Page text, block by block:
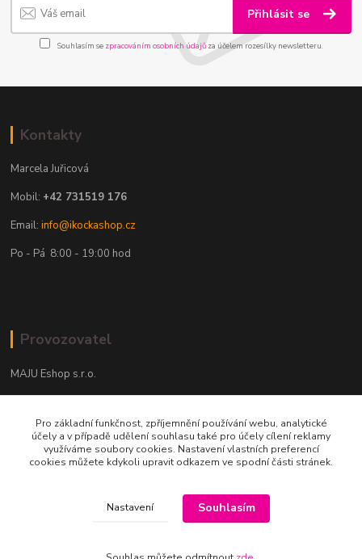
Přihlásit se
Souhlasím se zpracováním osobních údajůza účelem rozesílky newsletteru.
Kontakty
Marcela Juřicová
Mobil: +42 731519 176
Email:info@ikockashop.cz
Po - Pá 8:00 - 19:00 hod
Provozovatel
MAJU Eshop s.r.o.
702 00 Ostrava
IČ: 09674799
Pro základní funkčnost, zpříjemnění používání webu, analytické
účely a v případě udělení souhlasu také pro účely cílení reklamy
využíváme soubory cookies. Nastavení vlastních preferencí
cookies můžete kdykoli upravit odkazem ve spodní části stránek.
Nastavení Souhlasím